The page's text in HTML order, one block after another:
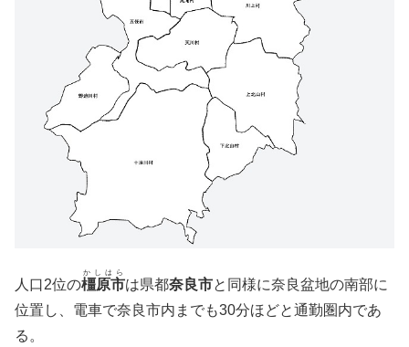
人口2位の橿原市
かしはら
は県都奈良市と同様に奈良盆地の南部に
位置し、電車で奈良市内までも30分ほどと通勤圏内であ
る。